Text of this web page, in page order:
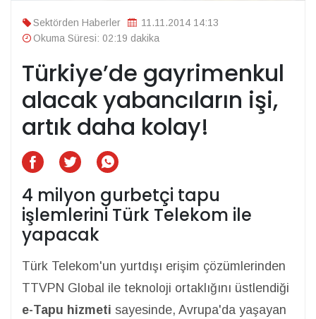
Sektörden Haberler
11.11.2014 14:13
Okuma Süresi: 02:19 dakika
Türkiye’de gayrimenkul
alacak yabancıların işi,
artık daha kolay!
4 milyon gurbetçi tapu
işlemlerini Türk Telekom ile
yapacak
Türk Telekom'un yurtdışı erişim çözümlerinden
TTVPN Global ile teknoloji ortaklığını üstlendiği
e-Tapu hizmeti sayesinde, Avrupa'da yaşayan